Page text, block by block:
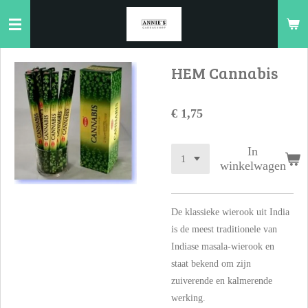
direct
naar
hoofdinhoud
HEM Cannabis
€ 1,75
In
winkelwagen
De klassieke wierook uit India
is de meest traditionele van
Indiase masala-wierook en
staat bekend om zijn
zuiverende en kalmerende
werking.